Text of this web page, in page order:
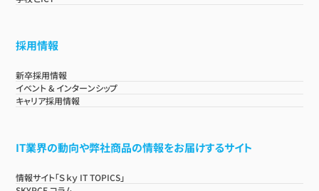
採用情報
新卒採用情報
イベント & インターンシップ
キャリア採用情報
IT業界の動向や弊社商品の情報をお届けするサイト
情報サイト「Ｓｋｙ IT TOPICS」